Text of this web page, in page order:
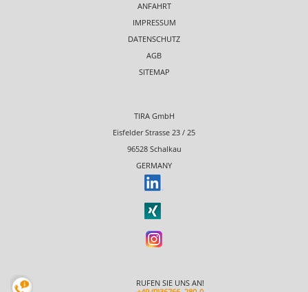
ANFAHRT
IMPRESSUM
DATENSCHUTZ
AGB
SITEMAP
TIRA GmbH
Eisfelder Strasse 23 / 25
96528 Schalkau
GERMANY
RUFEN SIE UNS AN!